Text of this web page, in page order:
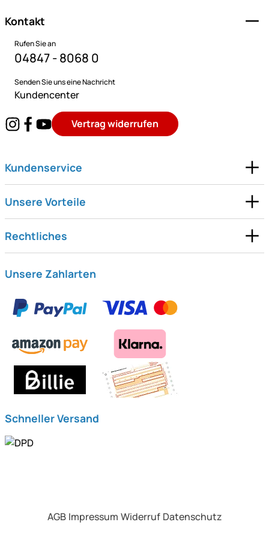
Kontakt
Rufen Sie an
04847 - 8068 0
Senden Sie uns eine Nachricht
Kundencenter
Vertrag widerrufen
Kundenservice
Unsere Vorteile
Rechtliches
Unsere Zahlarten
Schneller Versand
AGB Impressum Widerruf Datenschutz